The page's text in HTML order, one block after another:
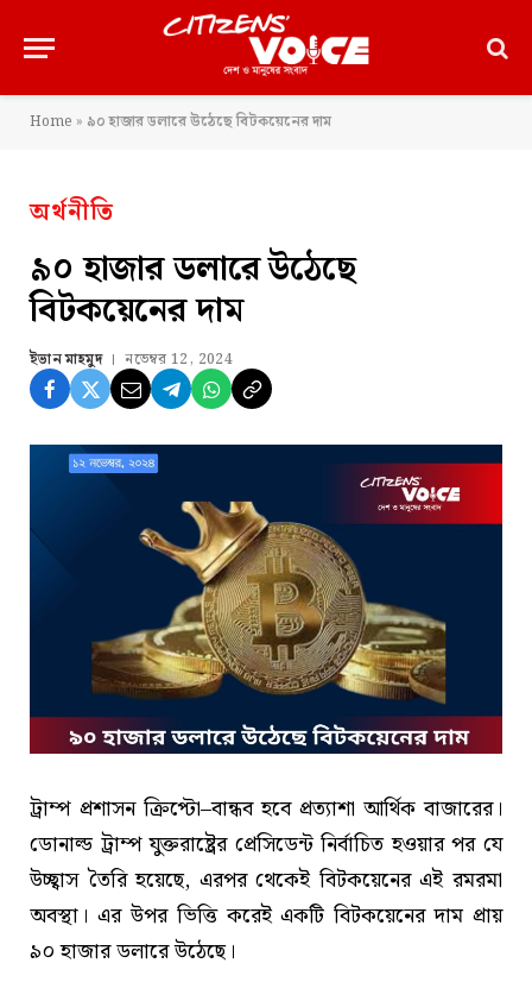
Home » ৯০ হাজার ডলারে উঠেছে বিটকয়েনের দাম
অর্থনীতি
৯০ হাজার ডলারে উঠেছে
বিটকয়েনের দাম
ইভান মাহমুদ নভেম্বর 12, 2024
ট্রাম্প প্রশাসন ক্রিপ্টো–বান্ধব হবে প্রত্যাশা আর্থিক বাজারের।
ডোনাল্ড ট্রাম্প যুক্তরাষ্ট্রের প্রেসিডেন্ট নির্বাচিত হওয়ার পর যে
উচ্ছ্বাস তৈরি হয়েছে, এরপর থেকেই বিটকয়েনের এই রমরমা
অবস্থা। এর উপর ভিত্তি করেই একটি বিটকয়েনের দাম প্রায়
৯০ হাজার ডলারে উঠেছে।